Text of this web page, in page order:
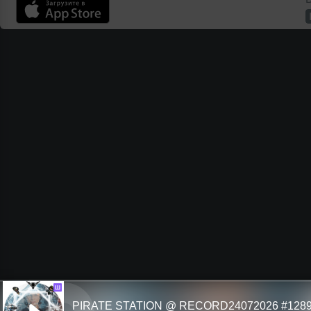
Ш
PIRATE STATION @ RECORD24072026